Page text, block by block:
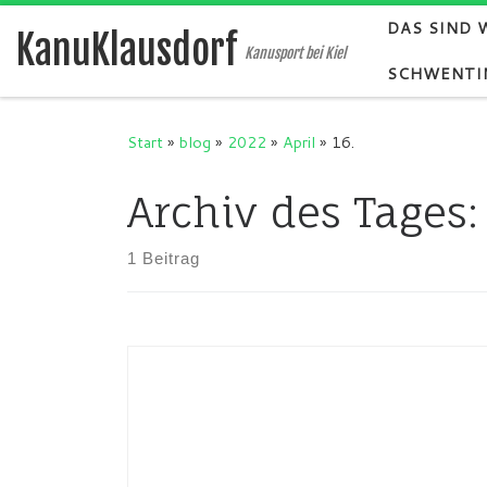
Zum Inhalt springen
KanuKlausdorf Kanusport bei Kiel
DAS SIND
Start» blog » 2022 » April » 16.
Archiv des Tages:
1 Beitrag